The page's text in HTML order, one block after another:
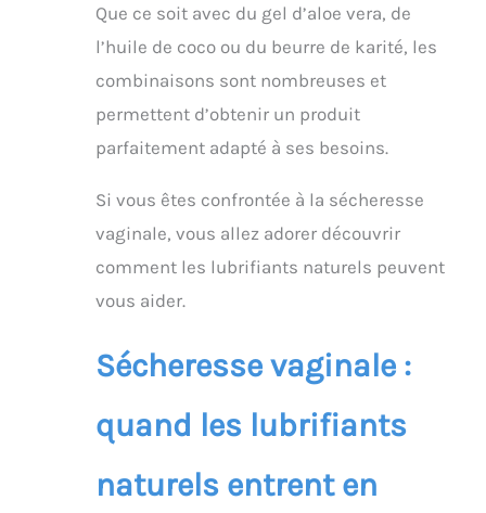
Que ce soit avec du gel d’aloe vera, de
l’huile de coco ou du beurre de karité, les
combinaisons sont nombreuses et
permettent d’obtenir un produit
parfaitement adapté à ses besoins.
Si vous êtes confrontée à la sécheresse
vaginale, vous allez adorer découvrir
comment les lubrifiants naturels peuvent
vous aider.
Sécheresse vaginale :
quand les lubrifiants
naturels entrent en